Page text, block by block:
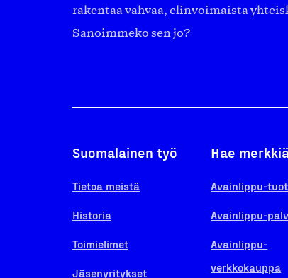
rakentaa vahvaa, elinvoimaista
Sanoimmeko sen jo?
Suomalainen työ
Tietoa meistä
Historia
Toimielimet
Jäsenyritykset
Hae
Avainlippu-
Avainlippu-
Avainlippu-
verkkokauppa